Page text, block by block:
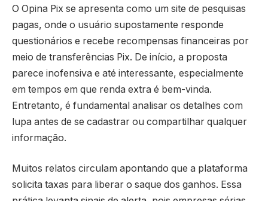
O Opina Pix se apresenta como um site de pesquisas
pagas, onde o usuário supostamente responde
questionários e recebe recompensas financeiras por
meio de transferências Pix. De início, a proposta
parece inofensiva e até interessante, especialmente
em tempos em que renda extra é bem-vinda.
Entretanto, é fundamental analisar os detalhes com
lupa antes de se cadastrar ou compartilhar qualquer
informação.
Muitos relatos circulam apontando que a plataforma
solicita taxas para liberar o saque dos ganhos. Essa